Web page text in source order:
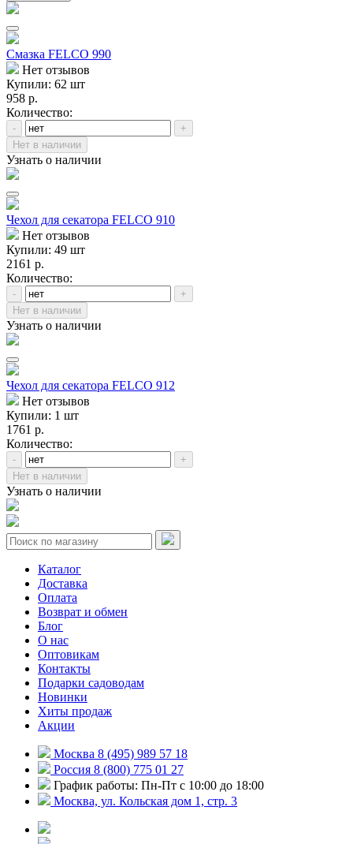
Смазка FELCO 990
Нет отзывов
Купили: 62 шт
958 р.
Количество:
-
+
Нет в наличии
Узнать о наличии
Чехол для секатора FELCO 910
Нет отзывов
Купили: 49 шт
2161 р.
Количество:
-
+
Нет в наличии
Узнать о наличии
Чехол для секаторa FELCO 912
Нет отзывов
Купили: 1 шт
1761 р.
Количество:
-
+
Нет в наличии
Узнать о наличии
Каталог
Доставка
Оплата
Возврат и обмен
Блог
О нас
Оптовикам
Контакты
Подарки садоводам
Новинки
Хиты продаж
Акции
Москва 8 (495) 989 57 18
Россия 8 (800) 775 01 27
График работы: Пн-Пт с 10:00 до 18:00
Москва, ул. Кольская дом 1, стр. 3